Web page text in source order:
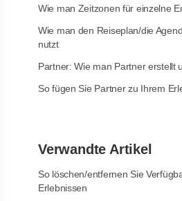
Wie man Zeitzonen für einzelne
Wie man den Reiseplan/die
nutzt
Partner: Wie man Partner erstellt
So fügen Sie Partner zu Ihrem
Verwandte Artikel
So löschen/entfernen Sie
Erlebnissen